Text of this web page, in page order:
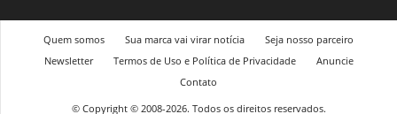
Quem somos Sua marca vai virar notícia
Seja nosso parceiro
Newsletter
Termos de Uso e Política de Privacidade
Anuncie
Contato
© Copyright © 2008-2026. Todos os direitos reservados.